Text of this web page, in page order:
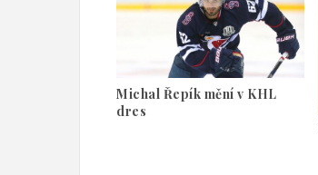
Michal Řepík mění v KHL
dres